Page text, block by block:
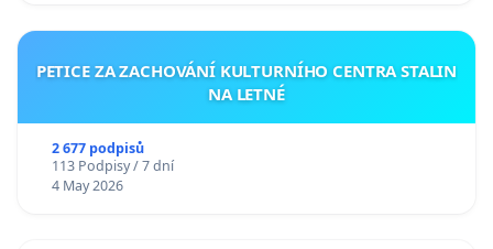
PETICE ZA ZACHOVÁNÍ KULTURNÍHO CENTRA STALIN
NA LETNÉ
2 677 podpisů
113 Podpisy / 7 dní
4 May 2026